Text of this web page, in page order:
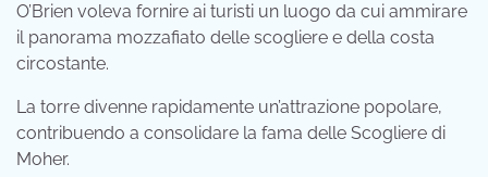
O’Brien voleva fornire ai turisti un luogo da cui ammirare
il panorama mozzafiato delle scogliere e della costa
circostante.
La torre divenne rapidamente un’attrazione popolare,
contribuendo a consolidare la fama delle Scogliere di
Moher.